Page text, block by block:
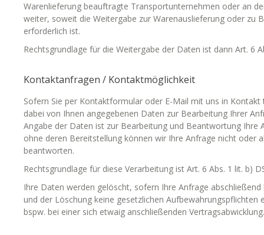
Warenlieferung beauftragte Transportunternehmen oder an
weiter, soweit die Weitergabe zur Warenauslieferung oder zu
erforderlich ist.
Rechtsgrundlage für die Weitergabe der Daten ist dann Art. 6
Kontaktanfragen / Kontaktmöglichkeit
Sofern Sie per Kontaktformular oder E-Mail mit uns in
dabei von Ihnen angegebenen Daten zur Bearbeitung Ihrer
Angabe der Daten ist zur Bearbeitung und Beantwortung Ihre
ohne deren Bereitstellung können wir Ihre Anfrage nicht oder
beantworten.
Rechtsgrundlage für diese Verarbeitung ist Art. 6 Abs. 1 lit. b)
Ihre Daten werden gelöscht, sofern Ihre Anfrage
und der Löschung keine gesetzlichen Aufbewahrungspflichten
bspw. bei einer sich etwaig anschließenden Vertragsabwicklung.